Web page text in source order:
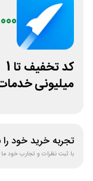
کد تخفیف تا 1
میلیونی
تجربه خرید خود را
با ثبت نظرات و تجارب خود ما و